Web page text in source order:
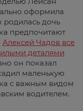
оформила
родилась дочь
предпочитают
Алексей Чадов все
деталями
он показал
маленькую
с важным видом
водителем.